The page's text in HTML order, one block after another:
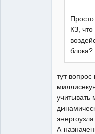
КЗ,
блока?
тут
учитывать
А